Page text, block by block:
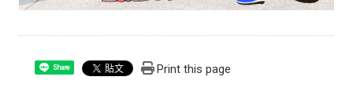
Share Print this page